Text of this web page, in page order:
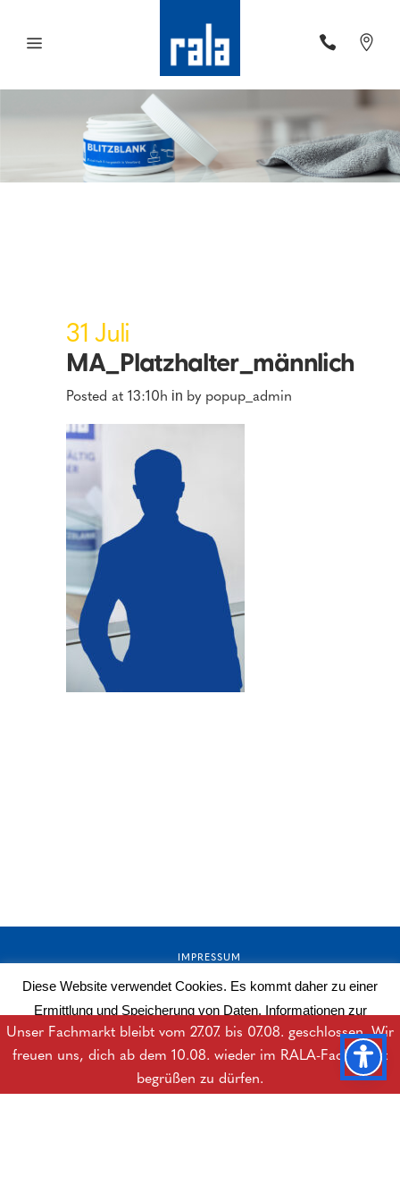
31 Juli
MA_Platzhalter_männlich
Posted at 13:10h in by popup_admin
IMPRESSUM
AGB
BARRIEREFREIHEITSERKLÄRUNG
DOWNLOADS
Diese Website verwendet Cookies. Es kommt daher zu einer
Ermittlung und Speicherung von Daten. Informationen zur
Datenverarbeitung erhalten Sie in der Datenschutzerklärung.
Mehr lesen
Unser Fachmarkt bleibt vom 27.07. bis 07.08. geschlossen. Wir
freuen uns, dich ab dem 10.08. wieder im RALA-Fachmarkt
begrüßen zu dürfen.